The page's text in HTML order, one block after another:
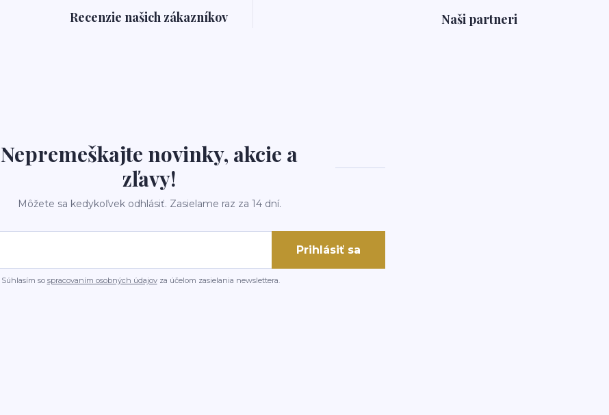
Recenzie našich zákazníkov Naši partneri
Nepremeškajte novinky, akcie a
zľavy!
Môžete sa kedykoľvek odhlásiť. Zasielame raz za 14 dní.
Prihlásiť sa
Súhlasím so spracovaním osobných údajovza účelom zasielania newslettera.